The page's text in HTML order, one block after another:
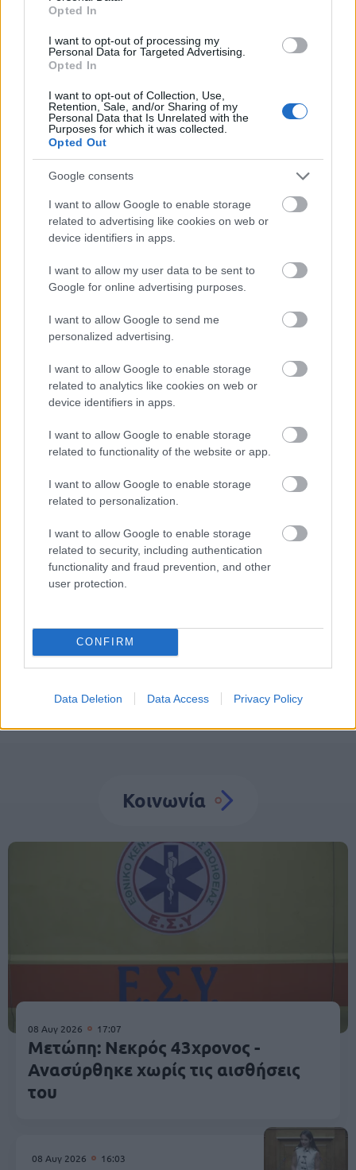
Opted In
I want to opt-out of processing my
Personal Data for Targeted Advertising.
Opted In
I want to opt-out of Collection, Use,
Retention, Sale, and/or Sharing of my
Personal Data that Is Unrelated with the
Purposes for which it was collected.
Opted Out
Google consents
I want to allow Google to enable storage
related to advertising like cookies on web or
device identifiers in apps.
I want to allow my user data to be sent to
Google for online advertising purposes.
I want to allow Google to send me
personalized advertising.
I want to allow Google to enable storage
related to analytics like cookies on web or
device identifiers in apps.
I want to allow Google to enable storage
related to functionality of the website or app.
I want to allow Google to enable storage
related to personalization.
I want to allow Google to enable storage
related to security, including authentication
functionality and fraud prevention, and other
user protection.
CONFIRM
Data Deletion Data Access Privacy Policy
αναζήτησης της Google
Δημοφιλείς Ειδήσεις
Αυτό το επίδομα δίνει 300 ευρώ - Δεν
χρειάζεται αίτηση
Τουρισμός για Όλους 2026: Voucher
έως 600 ευρώ - Ποια ΑΦΜ παίρνουν
σειρά σήμερα
ΔΥΠΑ: Ειδικό βοήθημα ανεργίας 565
ευρώ – Ποια δικαιολογητικά
απαιτούνται
ΑΣΕΠ: 1.866 μόνιμες προσλήψεις ΑμεΑ
Ανάκληση
Κοινωνία
08 Αυγ 2026 17:07
Μετώπη: Νεκρός 43χρονος -
Ανασύρθηκε χωρίς τις αισθήσεις
του
08 Αυγ 2026 16:03